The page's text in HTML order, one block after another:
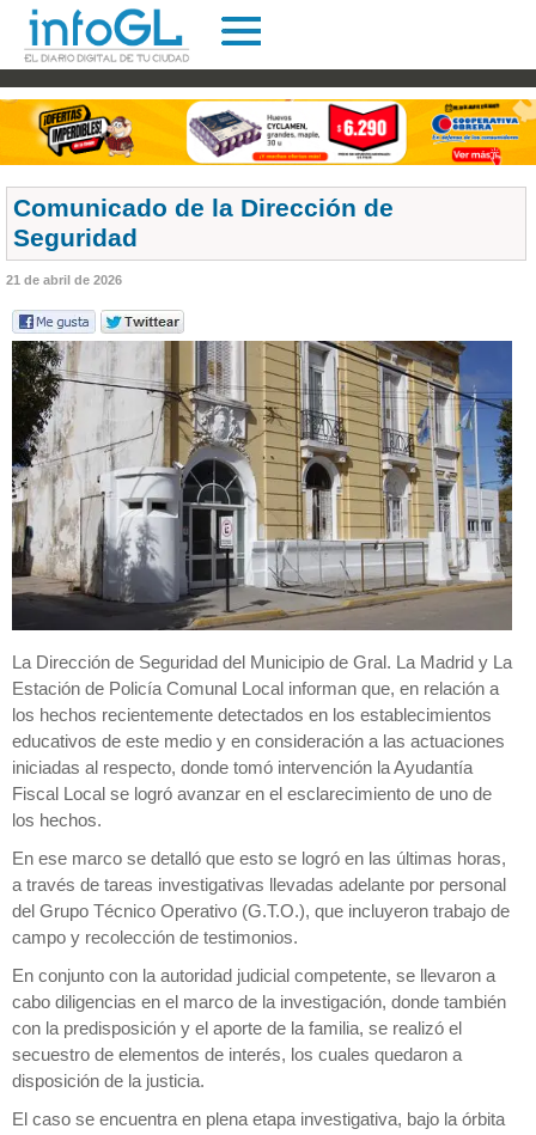
Comunicado de la Dirección de
Seguridad
21 de abril de 2026
La Dirección de Seguridad del Municipio de Gral. La Madrid y La
Estación de Policía Comunal Local informan que, en relación a
los hechos recientemente detectados en los establecimientos
educativos de este medio y en consideración a las actuaciones
iniciadas al respecto, donde tomó intervención la Ayudantía
Fiscal Local se logró avanzar en el esclarecimiento de uno de
los hechos.
En ese marco se detalló que esto se logró en las últimas horas,
a través de tareas investigativas llevadas adelante por personal
del Grupo Técnico Operativo (G.T.O.), que incluyeron trabajo de
campo y recolección de testimonios.
En conjunto con la autoridad judicial competente, se llevaron a
cabo diligencias en el marco de la investigación, donde también
con la predisposición y el aporte de la familia, se realizó el
secuestro de elementos de interés, los cuales quedaron a
disposición de la justicia.
El caso se encuentra en plena etapa investigativa, bajo la órbita